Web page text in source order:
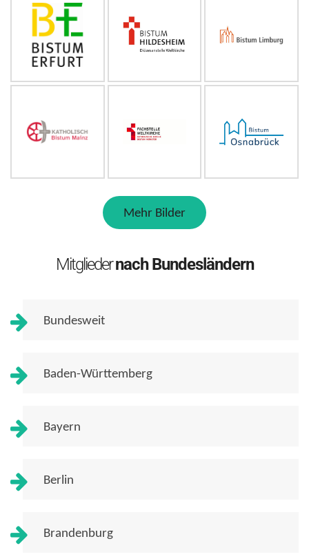
Mehr Bilder
Mitgliedernach Bundesländern
Bundesweit
Baden-Württemberg
Bayern
Berlin
Brandenburg